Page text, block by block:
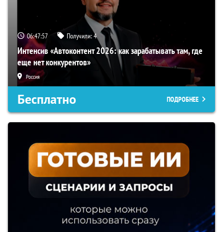
06:47:56 Получили:4
Интенсив «Автоконтент 2026: как зарабатывать там, где
еще нет конкурентов»
Россия
Бесплатно ПОДРОБНЕЕ